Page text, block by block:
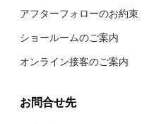
アフターフォローのお約束
ショールームのご案内
オンライン接客のご案内
お問合せ先